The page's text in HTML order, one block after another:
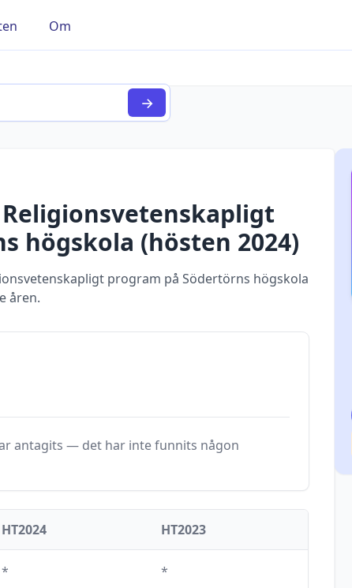
Om
→
Religionsvetenskapligt
högskola (hösten 2024)
program på Södertörns högskola
åren.
antagits — det har inte funnits någon
HT2024 HT2023
* *